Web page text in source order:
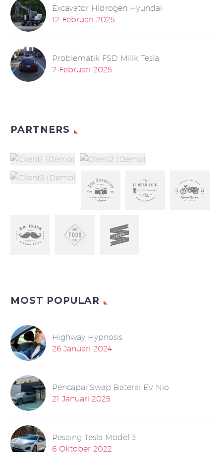
Excavator Hidrogen Hyundai
12 Februari 2025
Problematik FSD Milik Tesla
7 Februari 2025
PARTNERS
MOST POPULAR
Highway Hypnosis
26 Januari 2024
Pencapai Swap Baterai EV Nio
21 Januari 2025
Pesaing Tesla Model 3
6 Oktober 2022